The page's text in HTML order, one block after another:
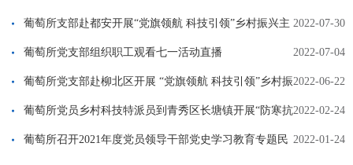
2022-07-30
葡萄所支部赴都安开展“党旗领航 科技引领”乡村振兴主
题党日活动 2022-07-04
葡萄所党支部组织职工观看七一活动直播
2022-06-22
葡萄所党支部赴柳北区开展 “党旗领航 科技引领”乡村振
兴行动 2022-02-24
葡萄所党员乡村科技特派员到青秀区长塘镇开展“防寒抗
冻保春耕”主题党日活动 2022-01-24
葡萄所召开2021年度党员领导干部党史学习教育专题民